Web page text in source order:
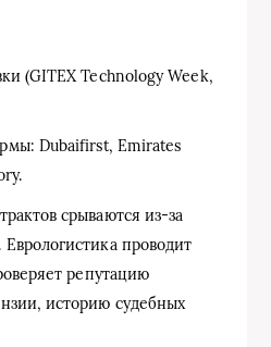
(GITEX Technology Week,
Dubaifirst, Emirates
срываются из-за
проводит
репутацию
историю судебных